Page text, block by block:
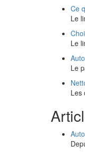
Ce
Le
Le
Le
Les